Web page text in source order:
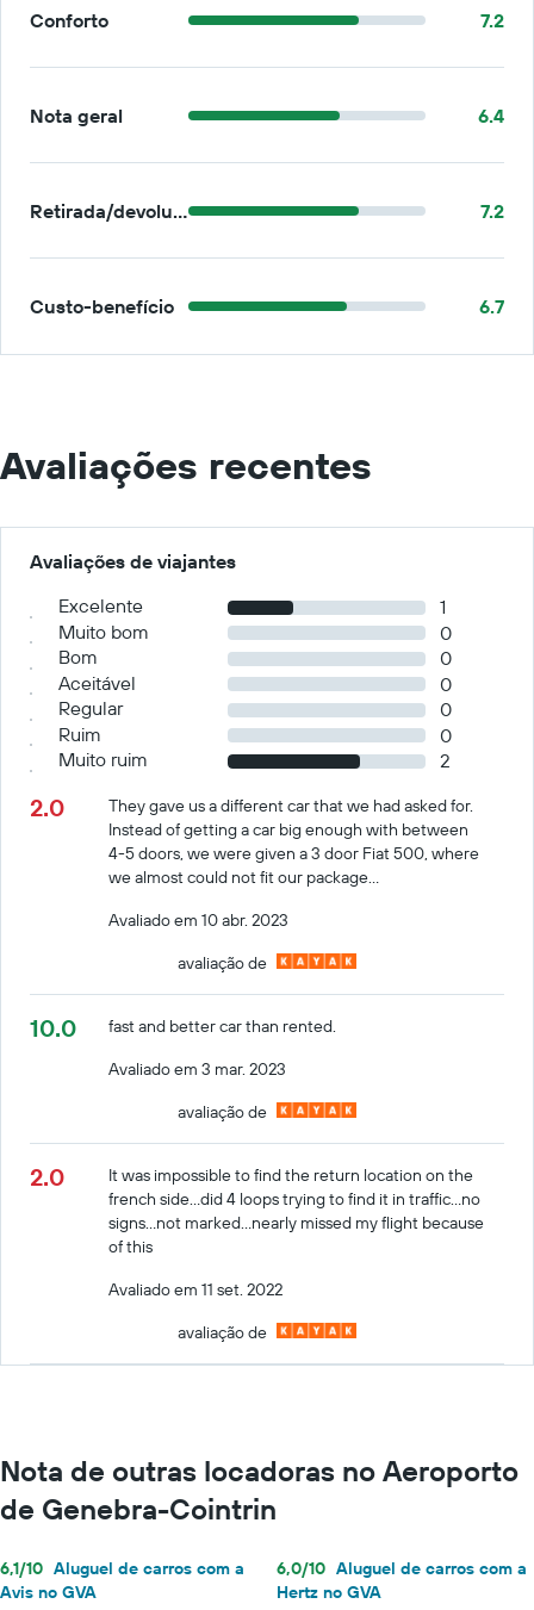
Conforto 7.2
Nota geral 6.4
Retirada/devolução 7.2
Custo-benefício 6.7
Avaliações recentes
Avaliações de viajantes
Excelente
1
Muito bom
0
Bom
0
Aceitável
0
Regular
0
Ruim
0
Muito ruim
2
2.0
They gave us a different car that we had asked for.
Instead of getting a car big enough with between
4-5 doors, we were given a 3 door Fiat 500, where
we almost could not fit our package...
Avaliado em 10 abr. 2023
avaliação de
10.0
fast and better car than rented.
Avaliado em 3 mar. 2023
avaliação de
2.0
It was impossible to find the return location on the
french side…did 4 loops trying to find it in traffic…no
signs…not marked…nearly missed my flight because
of this
Avaliado em 11 set. 2022
avaliação de
Nota de outras locadoras no Aeroporto
de Genebra-Cointrin
6,1/10 Aluguel de carros com a
Avis no GVA
6,0/10 Aluguel de carros com a
Hertz no GVA